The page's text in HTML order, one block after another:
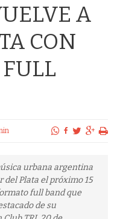
A
CON
urbana argentina
del Plata el próximo 15
full band que
de su